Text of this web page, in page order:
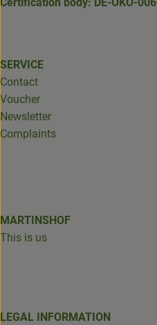
SERVICE
Contact
Voucher
Newsletter
Complaints
MARTINSHOF
This is us
LEGAL INFORMATION